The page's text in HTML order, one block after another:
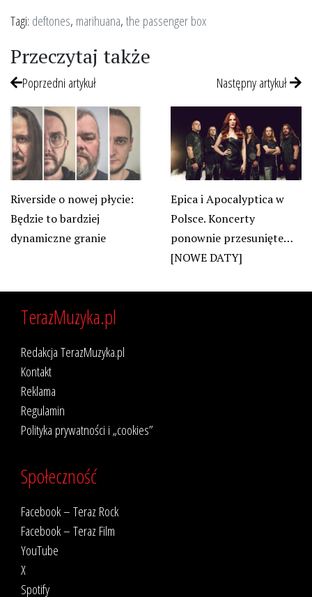
Tagi: deftones, marihuana,the passenger box
Przeczytaj także
Poprzedni artykuł
Riverside o nowej płycie:
Będzie to bardziej
dynamiczne granie
Następny artykuł
Epica i Apocalyptica w
Polsce. Koncerty
ponownie przesunięte…
[NOWE DATY]
TerazMuzyka.pl
Redakcja TerazMuzyka.pl
Kontakt
Reklama
Regulamin
Polityka prywatności i „cookies”
Społeczność
Facebook – Teraz Rock
Facebook – Teraz Film
YouTube
X
Spotify